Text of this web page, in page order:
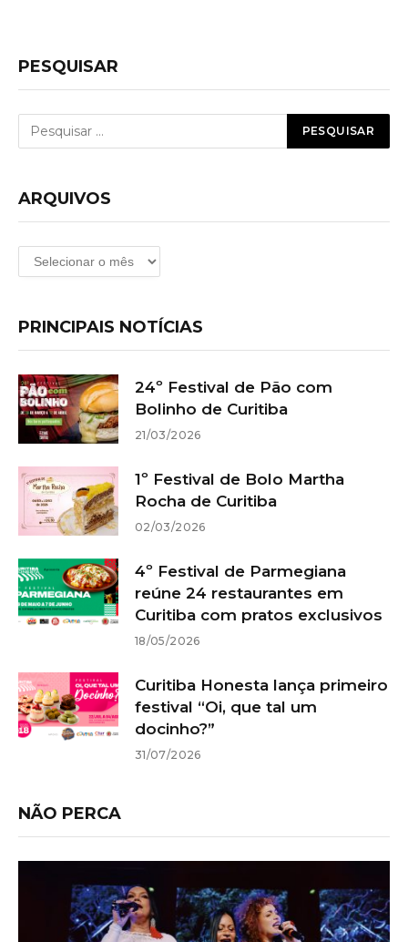
PESQUISAR
ARQUIVOS
Arquivos
PRINCIPAIS NOTÍCIAS
24º Festival de Pão com
Bolinho de Curitiba
21/03/2026
1º Festival de Bolo Martha
Rocha de Curitiba
02/03/2026
4º Festival de Parmegiana
reúne 24 restaurantes em
Curitiba com pratos exclusivos
18/05/2026
Curitiba Honesta lança primeiro
festival “Oi, que tal um
docinho?”
31/07/2026
NÃO PERCA